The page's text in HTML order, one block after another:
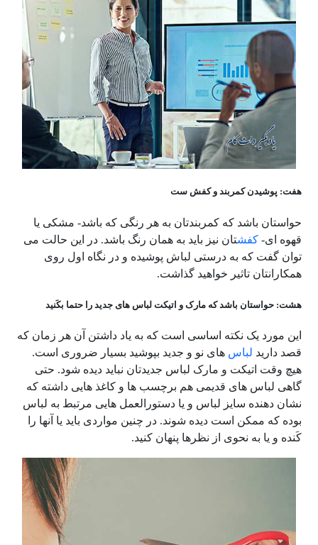
هفت: پوشیدن کمربند و کفش ست
حواستان باشد که کمربندتان به هر رنگی که باشد- مشکی یا
قهوه ای- کفشتان نیز باید به همان رنگ باشد. در این حالت می
توان گفت که به درستی لباش پوشیده و در نگاه اول روی
همکارانتان تاثیر خواهید گذاشت.
هشت: حواستان باشد که مارک و اتیکت لباس های جدید را حتما بکَنید
این مورد یک نکته اساسی است که به یاد داشتن آن هر زمان که
قصد دارید لباس های نو و جدید بپوشید بسیار ضروری است.
هیچ وقت اتیکت و مارک لباس جدیدتان نباید دیده شود. حتی
گاهی لباس های قدیمی هم برچسب ها و کاغذ هایی داشته که
نشان دهنده سایز لباس و یا دستورالعمل هایی مرتبط به لباس
بوده که ممکن است دیده شوند. در چنین مواردی باید یا آنها را
کَنده و یا به نحوی از نظرها پنهان کنید.